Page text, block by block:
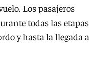
Los pasajeros
todas las etapas
y hasta la llegada a